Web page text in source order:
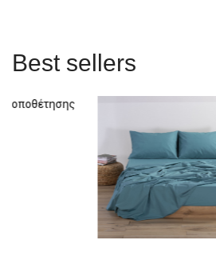
Best sellers